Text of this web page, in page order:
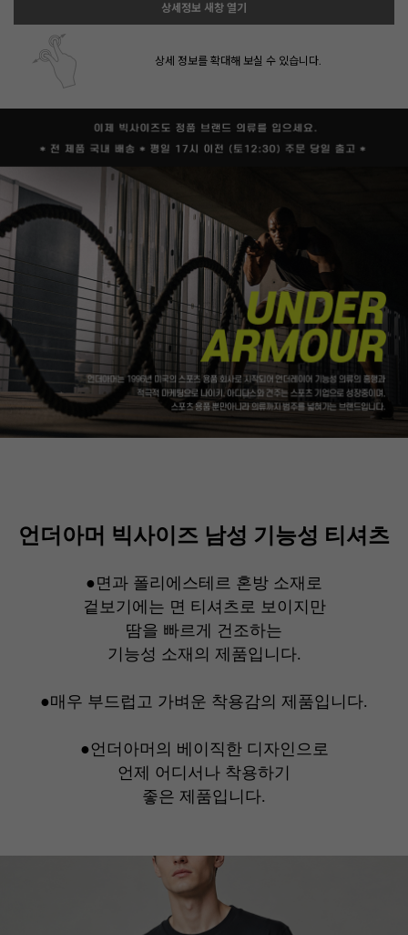
상세정보 새창 열기
상세 정보를 확대해 보실 수 있습니다.
언더아머 빅사이즈 남성 기능성 티셔츠
●면과 폴리에스테르 혼방 소재로
겉보기에는 면 티셔츠로 보이지만
땀을 빠르게 건조하는
기능성 소재의 제품입니다.
●매우 부드럽고 가벼운 착용감의 제품입니다.
●언더아머의 베이직한 디자인으로
언제 어디서나 착용하기
좋은 제품입니다.